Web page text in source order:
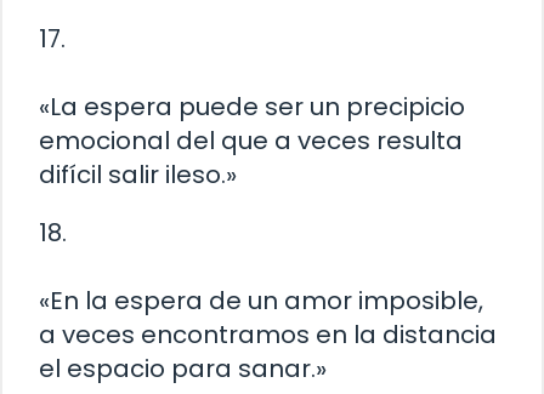
17.
«La espera puede ser un precipicio
emocional del que a veces resulta
difícil salir ileso.»
18.
«En la espera de un amor imposible,
a veces encontramos en la distancia
el espacio para sanar.»